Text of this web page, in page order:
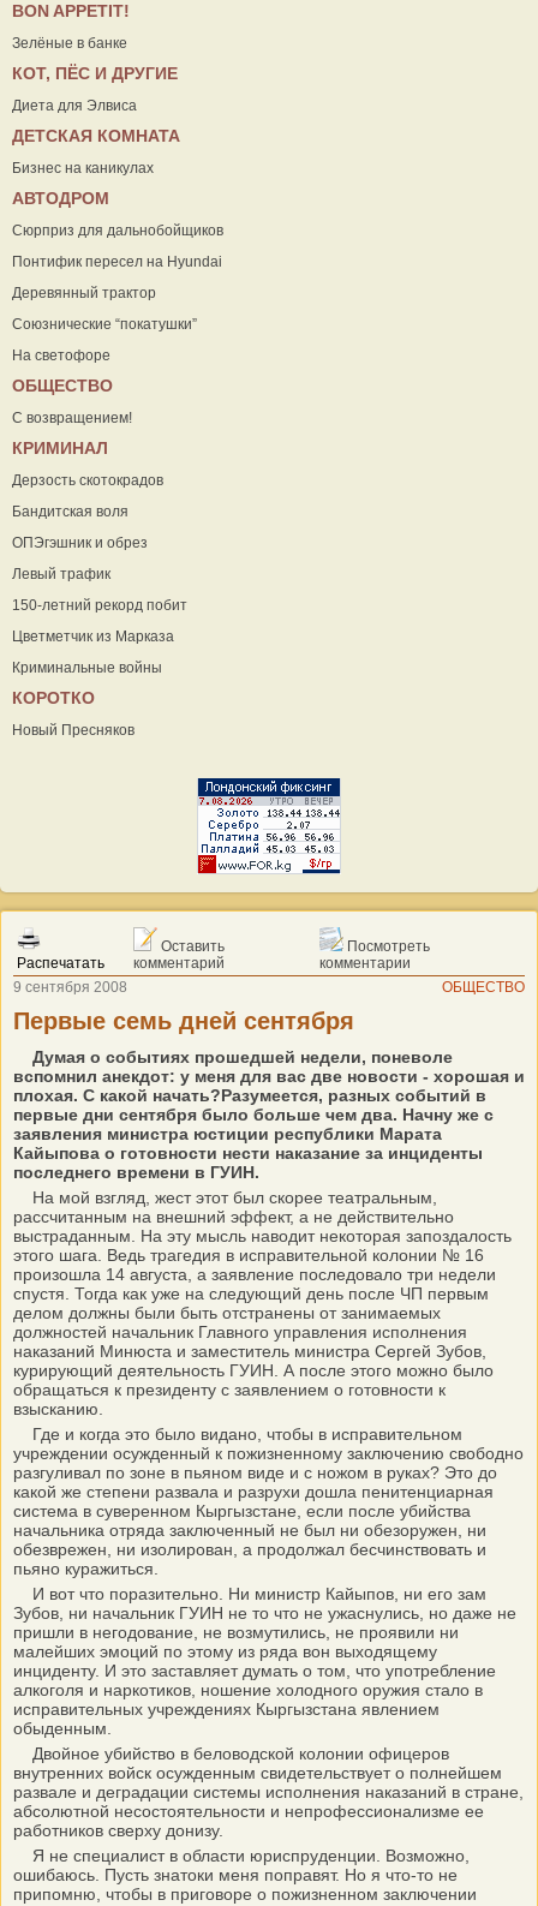
ВON APPETIT!
Зелёные в банке
КОТ, ПЁС И ДРУГИЕ
Диета для Элвиса
ДЕТСКАЯ КОМНАТА
Бизнес на каникулах
АВТОДРОМ
Сюрприз для дальнобойщиков
Понтифик пересел на Hyundai
Деревянный трактор
Союзнические “покатушки”
На светофоре
ОБЩЕСТВО
С возвращением!
КРИМИНАЛ
Дерзость скотокрадов
Бандитская воля
ОПЭгэшник и обрез
Левый трафик
150-летний рекорд побит
Цветметчик из Марказа
Криминальные войны
КОРОТКО
Новый Пресняков
Распечатать
Оставить
комментарий
Посмотреть
комментарии
9 сентября 2008
ОБЩЕСТВО
Первые семь дней сентября
Думая о событиях прошедшей недели, поневоле
вспомнил анекдот: у меня для вас две новости - хорошая и
плохая. С какой начать?Разумеется, разных событий в
первые дни сентября было больше чем два. Начну же с
заявления министра юстиции республики Марата
Кайыпова о готовности нести наказание за инциденты
последнего времени в ГУИН.
На мой взгляд, жест этот был скорее театральным,
рассчитанным на внешний эффект, а не действительно
выстраданным. На эту мысль наводит некоторая запоздалость
этого шага. Ведь трагедия в исправительной колонии № 16
произошла 14 августа, а заявление последовало три недели
спустя. Тогда как уже на следующий день после ЧП первым
делом должны были быть отстранены от занимаемых
должностей начальник Главного управления исполнения
наказаний Минюста и заместитель министра Сергей Зубов,
курирующий деятельность ГУИН. А после этого можно было
обращаться к президенту с заявлением о готовности к
взысканию.
Где и когда это было видано, чтобы в исправительном
учреждении осужденный к пожизненному заключению свободно
разгуливал по зоне в пьяном виде и с ножом в руках? Это до
какой же степени развала и разрухи дошла пенитенциарная
система в суверенном Кыргызстане, если после убийства
начальника отряда заключенный не был ни обезоружен, ни
обезврежен, ни изолирован, а продолжал бесчинствовать и
пьяно куражиться.
И вот что поразительно. Ни министр Кайыпов, ни его зам
Зубов, ни начальник ГУИН не то что не ужаснулись, но даже не
пришли в негодование, не возмутились, не проявили ни
малейших эмоций по этому из ряда вон выходящему
инциденту. И это заставляет думать о том, что употребление
алкоголя и наркотиков, ношение холодного оружия стало в
исправительных учреждениях Кыргызстана явлением
обыденным.
Двойное убийство в беловодской колонии офицеров
внутренних войск осужденным свидетельствует о полнейшем
развале и деградации системы исполнения наказаний в стране,
абсолютной несостоятельности и непрофессионализме ее
работников сверху донизу.
Я не специалист в области юриспруденции. Возможно,
ошибаюсь. Пусть знатоки меня поправят. Но я что-то не
припомню, чтобы в приговоре о пожизненном заключении